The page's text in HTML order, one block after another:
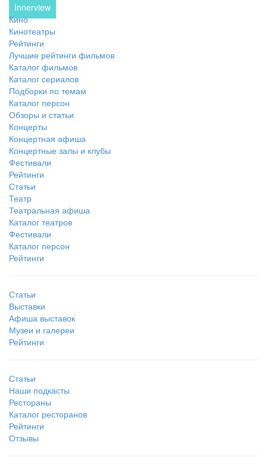
Innerview
Кино
Кинотеатры
Рейтинги
Лучшие рейтинги фильмов
Каталог фильмов
Каталог сериалов
Подборки по темам
Каталог персон
Обзоры и статьи
Концерты
Концертная афиша
Концертные залы и клубы
Фестивали
Рейтинги
Статьи
Театр
Театральная афиша
Каталог театров
Фестивали
Каталог персон
Рейтинги
Статьи
Выставки
Афиша выставок
Музеи и галереи
Рейтинги
Статьи
Наши подкасты
Рестораны
Каталог ресторанов
Рейтинги
Отзывы